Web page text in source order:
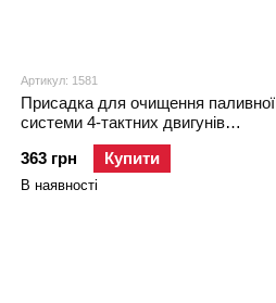
Артикул: 1581
Присадка для очищення паливної
системи 4-тактних двигунів
Motorbike 4T-Bike-Additiv, 0.125л
363 грн
Купити
В наявності